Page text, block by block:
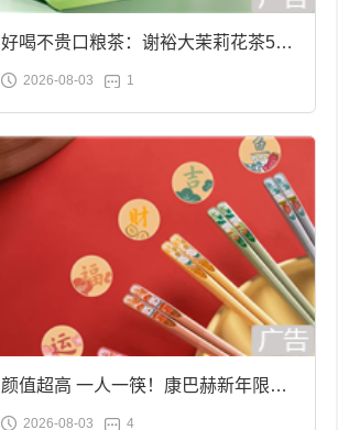
好喝不贵口粮茶：谢裕大茉莉花茶50g
袋装9.9元到手
2026-08-03 1
颜值超高 一人一筷！康巴赫新年限定
2026-08-03 4